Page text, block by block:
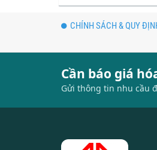
CHÍNH SÁCH & QUY
Cần báo giá
Gửi thông tin nhu cầu